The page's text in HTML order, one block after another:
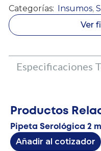
Categorías: Insumos,
Ver
Especificaciones
Productos
Pipeta Serológica 2
Añadir al cotizador